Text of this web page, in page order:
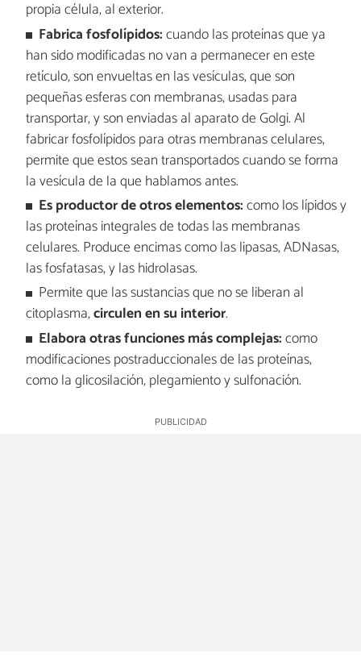
propia célula, al exterior.
Fabrica fosfolípidos:cuando las proteínas que ya
han sido modificadas no van a permanecer en este
retículo, son envueltas en las vesículas, que son
pequeñas esferas con membranas, usadas para
transportar, y son enviadas al aparato de Golgi. Al
fabricar fosfolípidos para otras membranas celulares,
permite que estos sean transportados cuando se forma
la vesícula de la que hablamos antes.
Es productor de otros elementos:como los lípidos y
las proteínas integrales de todas las membranas
celulares. Produce encimas como las lipasas, ADNasas,
las fosfatasas, y las hidrolasas.
Permite que las sustancias que no se liberan al
citoplasma,circulen en su interior.
Elabora otras funciones más complejas:como
modificaciones postraduccionales de las proteínas,
como la glicosilación, plegamiento y sulfonación.